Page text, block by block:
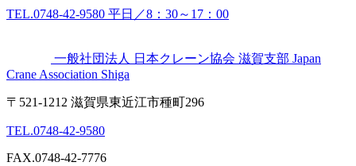
TEL.0748-42-9580 平日／8：30～17：00
一般社団法人 日本クレーン協会 滋賀支部 Japan
Crane Association Shiga
〒521-1212 滋賀県東近江市種町296
TEL.0748-42-9580
FAX.0748-42-7776